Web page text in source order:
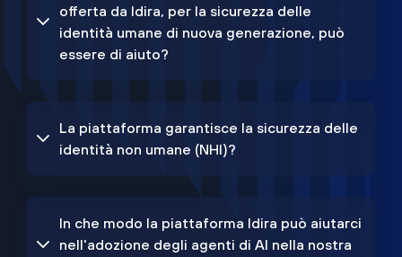
offerta da Idira, per la sicurezza delle
identità umane di nuova generazione, può
essere di aiuto?
La piattaforma garantisce la sicurezza delle
identità non umane (NHI)?
In che modo la piattaforma Idira può aiutarci
nell'adozione degli agenti di AI nella nostra